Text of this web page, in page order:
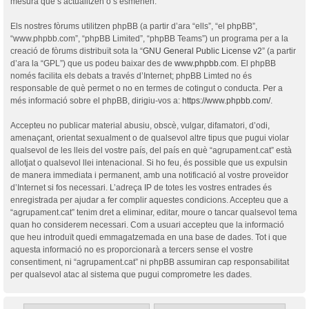
Els nostres fòrums utilitzen phpBB (a partir d’ara “ells”, “el phpBB”,
“www.phpbb.com”, “phpBB Limited”, “phpBB Teams”) un programa per a la
creació de fòrums distribuït sota la “GNU General Public License v2” (a partir
d’ara la “GPL”) que us podeu baixar des de www.phpbb.com . El phpBB
només facilita els debats a través d’Internet; phpBB Limted no és
responsable de què permet o no en termes de cotingut o conducta. Per a
més informació sobre el phpBB, dirigiu-vos a: https://www.phpbb.com/.
Accepteu no publicar material abusiu, obscè, vulgar, difamatori, d’odi,
amenaçant, orientat sexualment o de qualsevol altre tipus que pugui violar
qualsevol de les lleis del vostre país, del país en què “agrupament.cat” està
allotjat o qualsevol llei intenacional. Si ho feu, és possible que us expulsin
de manera immediata i permanent, amb una notificació al vostre proveïdor
d’Internet si fos necessari. L’adreça IP de totes les vostres entrades és
enregistrada per ajudar a fer complir aquestes condicions. Accepteu que a
“agrupament.cat” tenim dret a eliminar, editar, moure o tancar qualsevol tema
quan ho considerem necessari. Com a usuari accepteu que la informació
que heu introduït quedi emmagatzemada en una base de dades. Tot i que
aquesta informació no es proporcionarà a tercers sense el vostre
consentiment, ni “agrupament.cat” ni phpBB assumiran cap responsabilitat
per qualsevol atac al sistema que pugui comprometre les dades.